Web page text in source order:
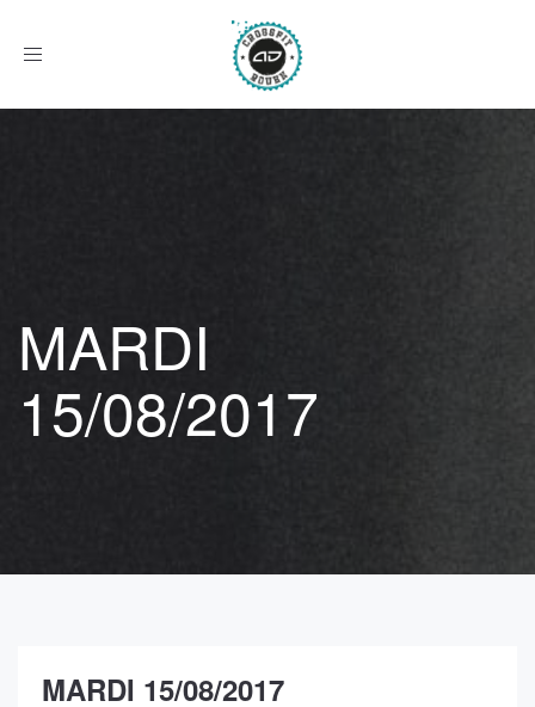
Afficher
MARDI
15/08/2017
MARDI 15/08/2017